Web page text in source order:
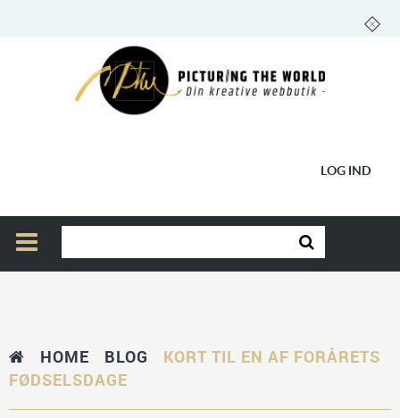
LOG IND
HOME BLOG
KORT TIL EN AF FORÅRETS
FØDSELSDAGE